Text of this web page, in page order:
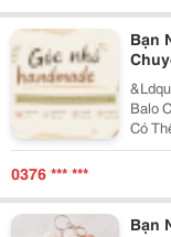
Bạn
Balo
Có
Cạnh. Từ Những Buổi Đi Học, Đi Làm, Đi Cà Phê Hay
0376 *** ***
Bạn